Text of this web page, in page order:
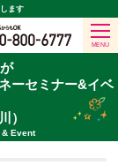
ます
MENU
ーセミナー&イベ
）
Event